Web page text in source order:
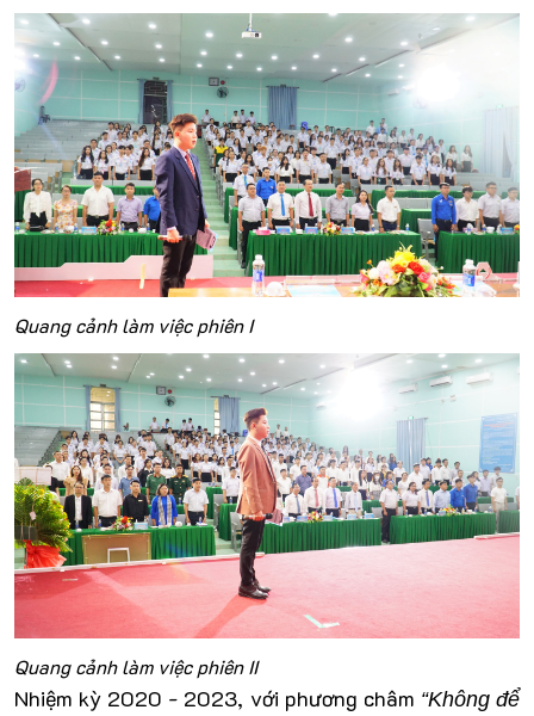
Quang cảnh làm việc phiên I
Quang cảnh làm việc phiên II
Nhiệm kỳ 2020 - 2023, với phương châm “Không để